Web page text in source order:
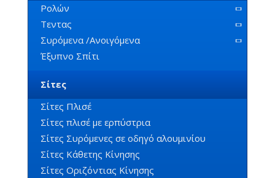
Ρολών
Τεντας
Συρόμενα /Ανοιγόμενα
Έξυπνο Σπίτι
Σίτες
Σίτες Πλισέ
Σίτες πλισέ με ερπύστρια
Σίτες Συρόμενες σε οδηγό αλουμινίου
Σίτες Κάθετης Κίνησης
Σίτες Οριζόντιας Κίνησης